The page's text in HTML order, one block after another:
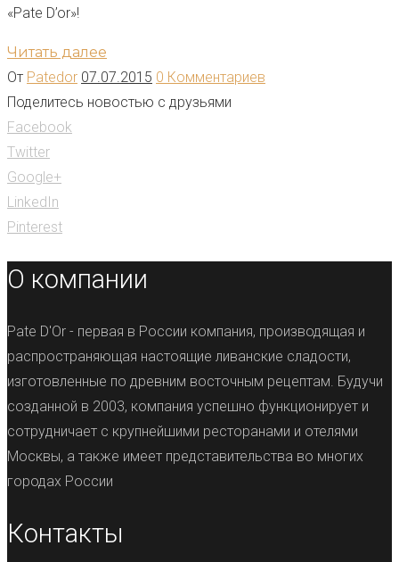
«Pate D’or»!
Читать далее
От Patedor 07.07.2015 0 Комментариев
Поделитесь новостью с друзьями
Facebook
Twitter
Google+
LinkedIn
Pinterest
О компании
Pate D'Or - первая в России компания, производящая и
распространяющая настоящие ливанские сладости,
изготовленные по древним восточным рецептам. Будучи
созданной в 2003, компания успешно функционирует и
сотрудничает с крупнейшими ресторанами и отелями
Москвы, а также имеет представительства во многих
городах России
Контакты